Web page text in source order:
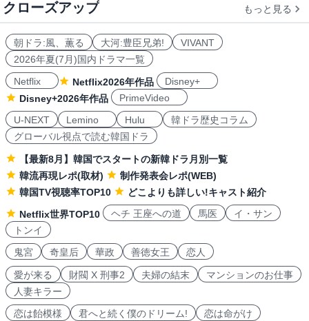
クローズアップ もっと見る
朝ドラ:風、薫る 大河:豊臣兄弟!
VIVANT
2026年夏(7月)国内ドラマ一覧
Netflix
Netflix2026年作品
Disney+
Disney+2026年作品
PrimeVideo
U-NEXT
Lemino Hulu
韓ドラ歴史コラム
グローバル視点で読む韓国ドラ
【最新8月】韓国でスタートの新韓ドラ月別一覧
韓流再現レポ(取材)
制作発表会レポ(WEB)
韓国TV視聴率TOP10
どこよりも詳しい!キャスト紹介
Netflix世界TOP10
ヘチ 王座への道 馬医
イ・サン
トンイ
鬼宮
奇皇后 華政 善徳女王 恋人
愛が来る 財閥 X 刑事2 夫婦の結末
マンションのお仕事
人妻キラー
恋は飴模様
君へと続く僕のドリーム! 恋は命がけ